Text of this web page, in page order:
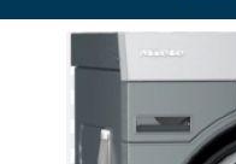
Combikorting
Gasloos koken